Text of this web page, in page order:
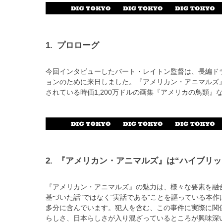
1. プロローグ
今回インタビューしたバート・レイトン監督は、長編
ョンのために来日しました。『アメリカン・アニマル
されている時価1,200万ドルの画集『アメリカの鳥類』
2. 『アメリカン・アニマルズ』は“ハイブリ
『アメリカン・アニマルズ』の魅力は、様々な要素を
基づいた話"ではなく“実話である"ことを謳っている本
多分に含んでいます。犯人を含む、この事件に実際に
らしさ、日本らしさが入り混ざっているところが興味深